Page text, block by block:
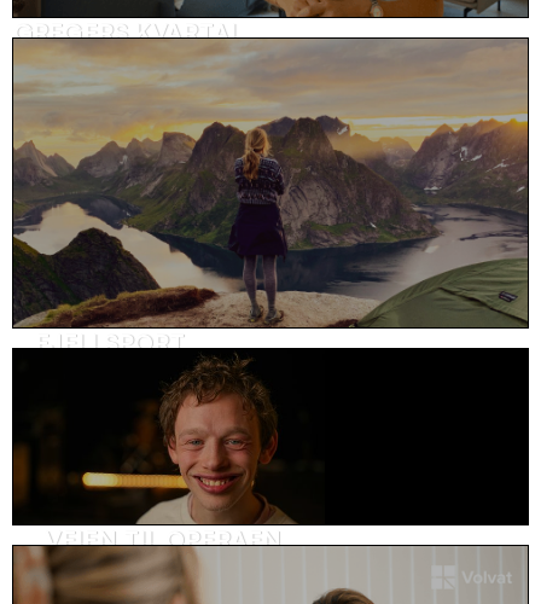
GREGERS KVARTAL
Visningsvideo, eiendom
FJELLSPORT
SoMe-innhold, sport
VEIEN TIL OPERAEN
Kundehistorie, helse og omsorg